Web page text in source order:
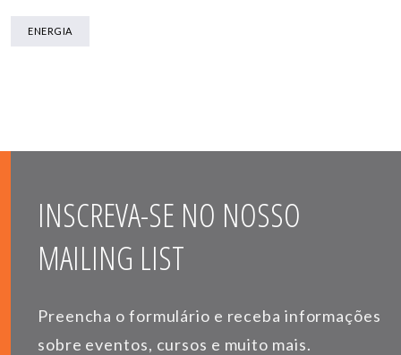
ENERGIA
INSCREVA-SE NO NOSSO
MAILING LIST
Preencha o formulário e receba informações
sobre eventos, cursos e muito mais.